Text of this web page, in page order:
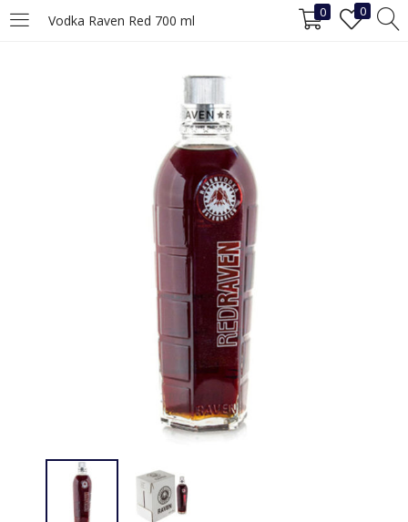
Vodka Raven Red 700 ml 0 0
INICIAR SESIÓN REGISTRO
Ingrese su nombre de usuario y contraseña para iniciar sesión.
Iniciar Sesión
¿Ha perdido la contraseña?